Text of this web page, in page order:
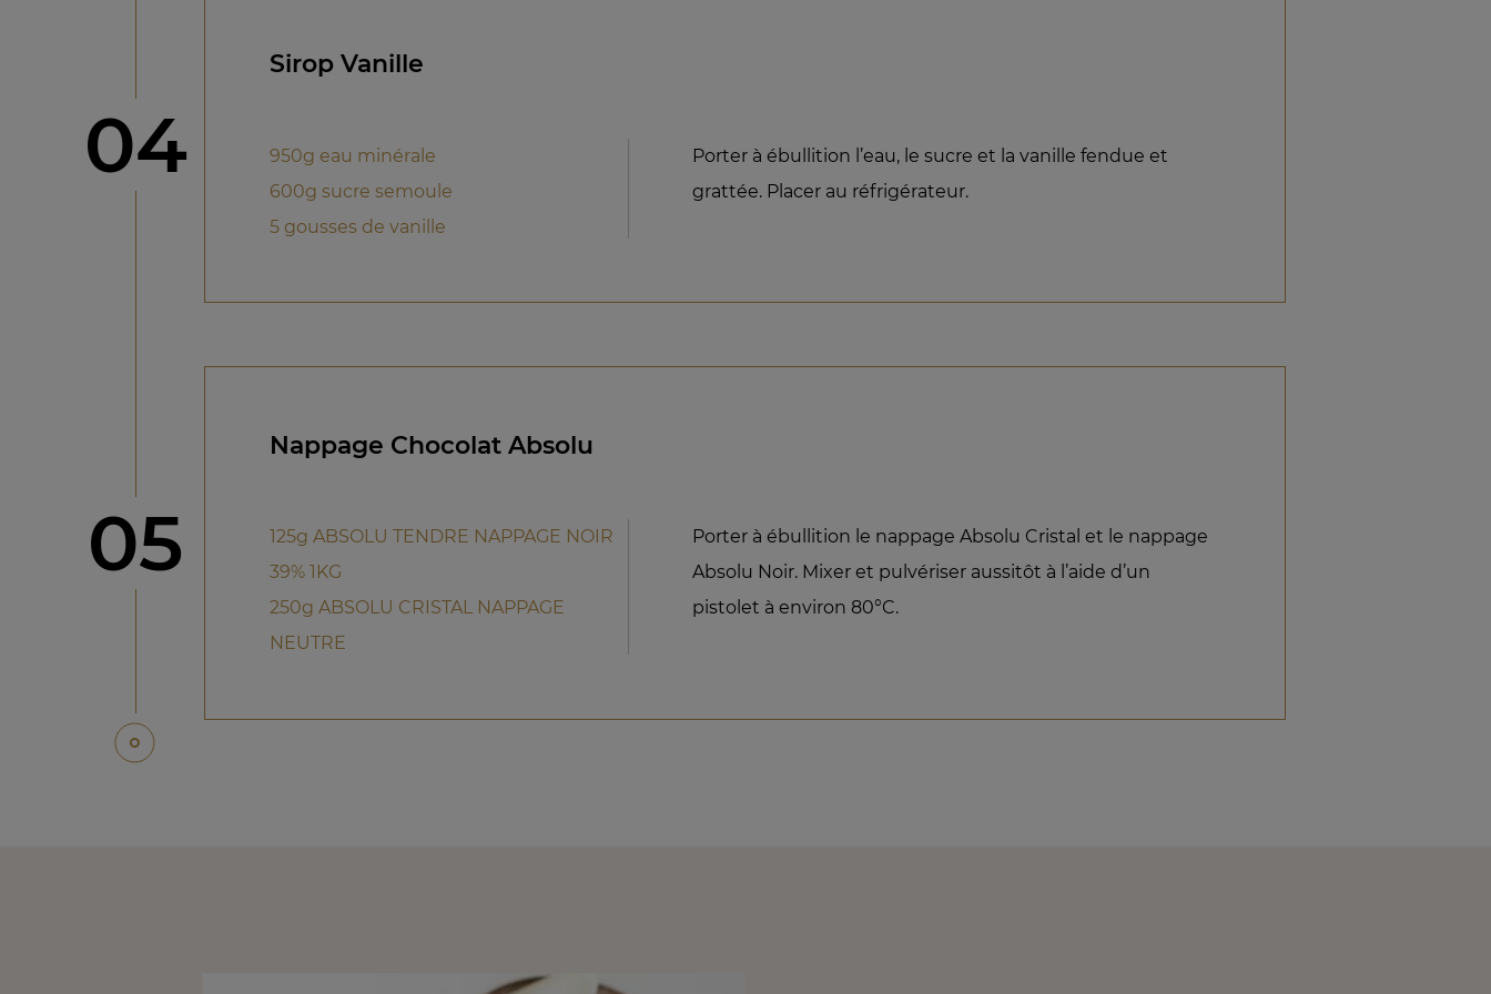
étape
04
Sirop Vanille
950g eau minérale
600g sucre semoule
5 gousses de vanille
Porter à ébullition l’eau, le sucre et la vanille fendue et
grattée. Placer au réfrigérateur.
étape
05
Nappage Chocolat Absolu
125g ABSOLU TENDRE NAPPAGE NOIR
39% 1KG
250g ABSOLU CRISTAL NAPPAGE
NEUTRE
Porter à ébullition le nappage Absolu Cristal et le nappage
Absolu Noir. Mixer et pulvériser aussitôt à l’aide d’un
pistolet à environ 80°C.